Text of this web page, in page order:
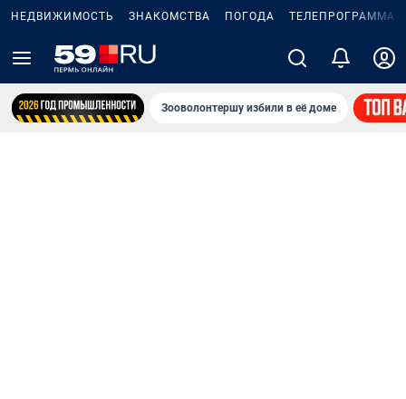
НЕДВИЖИМОСТЬ ЗНАКОМСТВА ПОГОДА ТЕЛЕПРОГРАММА
Зооволонтершу избили в её доме